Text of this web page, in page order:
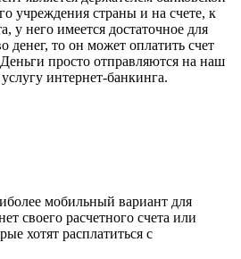
учреждения страны и на счете, к
у него имеется достаточное для
денег, то он может оплатить счет
просто отправляются на наш
интернет-банкинга.
мобильный вариант для
своего расчетного счета или
хотят расплатиться с